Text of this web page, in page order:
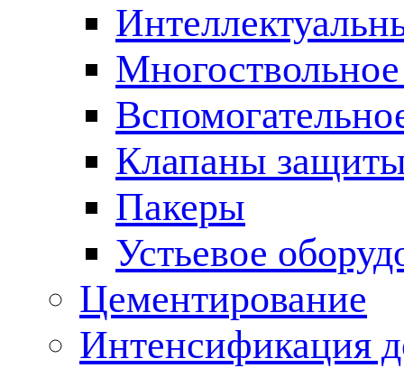
Клапаны
Пакеры
Устьевое
Цементирование
Интенсификация